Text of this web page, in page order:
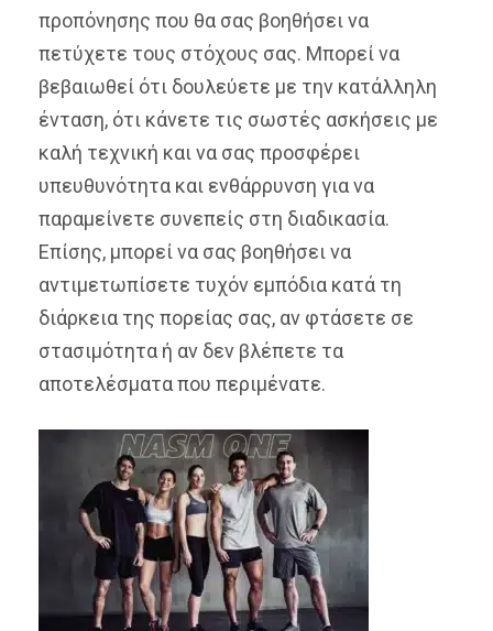
προπόνησης που θα σας βοηθήσει να
πετύχετε τους στόχους σας. Μπορεί να
βεβαιωθεί ότι δουλεύετε με την κατάλληλη
ένταση, ότι κάνετε τις σωστές ασκήσεις με
καλή τεχνική και να σας προσφέρει
υπευθυνότητα και ενθάρρυνση για να
παραμείνετε συνεπείς στη διαδικασία.
Επίσης, μπορεί να σας βοηθήσει να
αντιμετωπίσετε τυχόν εμπόδια κατά τη
διάρκεια της πορείας σας, αν φτάσετε σε
στασιμότητα ή αν δεν βλέπετε τα
αποτελέσματα που περιμένατε.